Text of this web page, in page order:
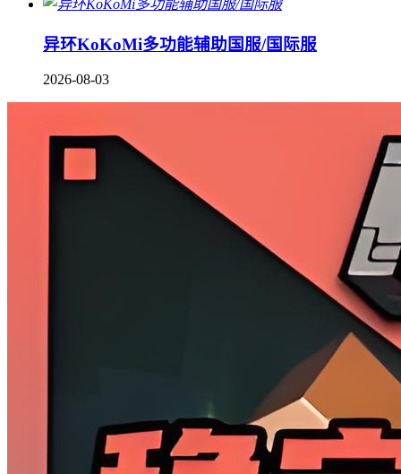
异环KoKoMi多功能辅助国服/国际服
2026-08-03